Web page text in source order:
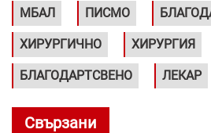
МБАЛ ПИСМО
ХИРУРГИЧНО ХИРУРГИЯ
БЛАГОДАРТСВЕНО ЛЕКАР
Свързани